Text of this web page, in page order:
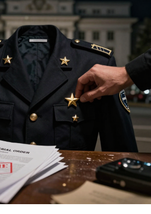
noutate din acest circuit al mizeriei vine
Băicoi, unde comanda pare să fi
cu aplicațiile de dating. Conform
din 06/24/2024, o mamă îngrozită
unui intrus în curte, care „pândea”
unde se afla fiica sa minoră.
a IPJ Prahova S.R.L.?